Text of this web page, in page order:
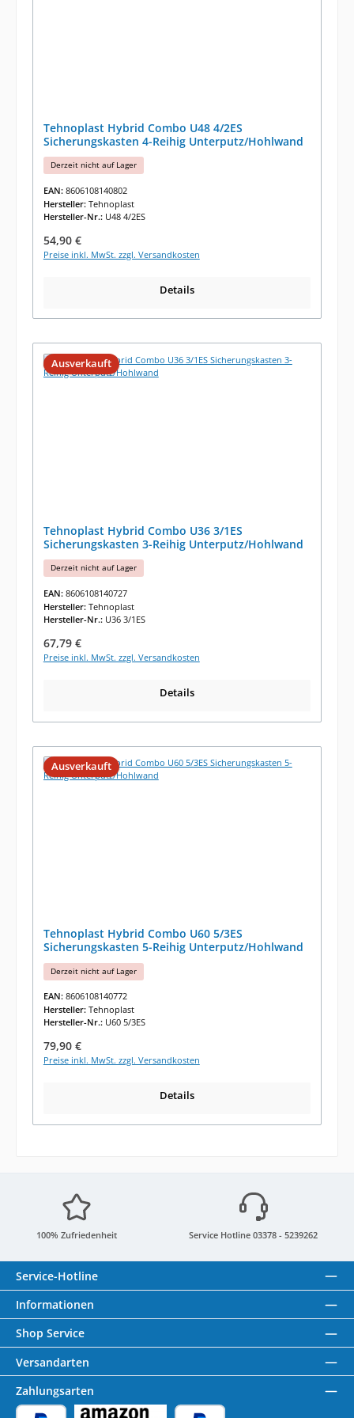
Tehnoplast Hybrid Combo U48 4/2ES
Sicherungskasten 4-Reihig Unterputz/Hohlwand
Derzeit nicht auf Lager
EAN: 8606108140802
Hersteller: Tehnoplast
Hersteller-Nr.: U48 4/2ES
Regulärer Preis:
54,90 €
Preise inkl. MwSt. zzgl. Versandkosten
Details
Ausverkauft
Tehnoplast Hybrid Combo U36 3/1ES
Sicherungskasten 3-Reihig Unterputz/Hohlwand
Derzeit nicht auf Lager
EAN: 8606108140727
Hersteller: Tehnoplast
Hersteller-Nr.: U36 3/1ES
Regulärer Preis:
67,79 €
Preise inkl. MwSt. zzgl. Versandkosten
Details
Ausverkauft
Tehnoplast Hybrid Combo U60 5/3ES
Sicherungskasten 5-Reihig Unterputz/Hohlwand
Derzeit nicht auf Lager
EAN: 8606108140772
Hersteller: Tehnoplast
Hersteller-Nr.: U60 5/3ES
Regulärer Preis:
79,90 €
Preise inkl. MwSt. zzgl. Versandkosten
Details
100% Zufriedenheit Service Hotline 03378 - 5239262
Service-Hotline
Informationen
Shop Service
Versandarten
Zahlungsarten